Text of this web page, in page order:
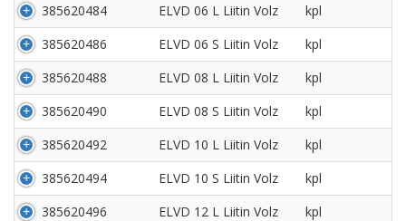
385620484 ELVD 06 L Liitin Volz
kpl
385620486
ELVD 06 S Liitin Volz
kpl
385620488
ELVD 08 L Liitin Volz
kpl
385620490
ELVD 08 S Liitin Volz
kpl
385620492
ELVD 10 L Liitin Volz
kpl
385620494
ELVD 10 S Liitin Volz
kpl
385620496
ELVD 12 L Liitin Volz
kpl